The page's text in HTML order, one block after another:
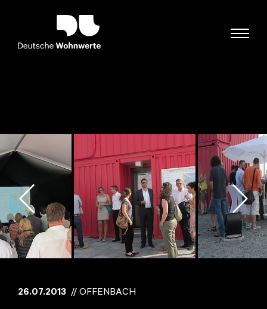
26.07.2013 // OFFENBACH